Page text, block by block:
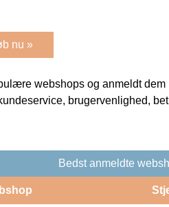
nu »
webshops og anmeldt dem
brugervenlighed,
Bedst anmeldte